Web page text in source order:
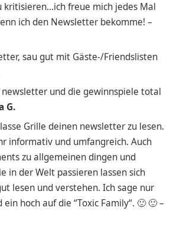
kritisieren…ich freue mich jedes Mal
ich den Newsletter bekomme! –
sau gut mit Gäste-/Friendslisten
und die gewinnspiele total
G.
Grille deinen newsletter zu lesen.
informativ und umfangreich. Auch
zu allgemeinen dingen und
in der Welt passieren lassen sich
lesen und verstehen. Ich sage nur
hoch auf die “Toxic Family“. 🙂 🙂 –